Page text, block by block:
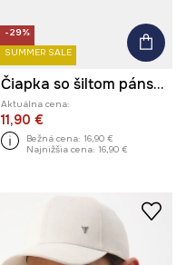
-29%
SUMMER SALE
Čiapka so šiltom pánska bavlnená by Aga Serwicka, Graphics Series
Aktuálna cena:
11,90 €
Bežná cena: 16,90 €
Najnižšia cena: 16,90 €